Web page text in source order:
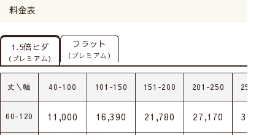
料金表
1.5倍ヒダ
（プレミアム）
フラット
（プレミアム）
丈＼幅 40-100 101-150 151-200 201-250 251-300
60-120 11,000 16,390 21,780 27,170 32,450